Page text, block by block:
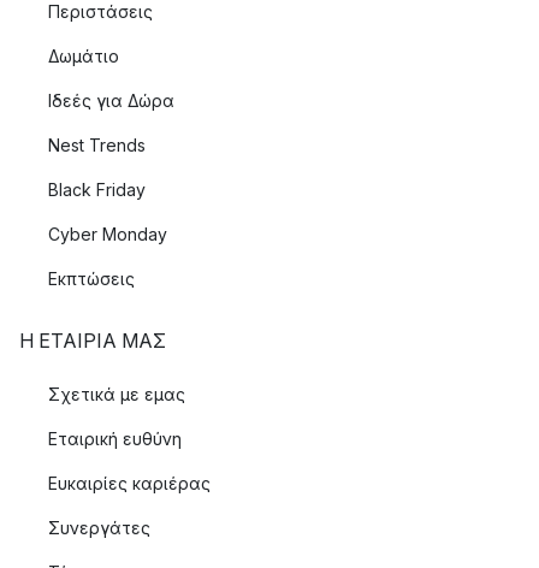
Περιστάσεις
Δωμάτιο
Ιδεές για Δώρα
Nest Trends
Black Friday
Cyber Monday
Εκπτώσεις
Η ΕΤΑΊΡΙΑ ΜΑΣ
Σχετικά με εμας
Εταιρική ευθύνη
Ευκαιρίες καριέρας
Συνεργάτες